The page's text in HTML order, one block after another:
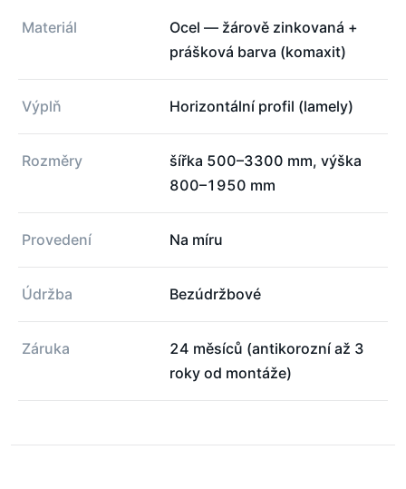
Materiál
Ocel — žárově zinkovaná +
prášková barva (komaxit)
Výplň Horizontální profil (lamely)
Rozměry
šířka 500–3300 mm, výška
800–1950 mm
Provedení Na míru
Údržba Bezúdržbové
Záruka
24 měsíců (antikorozní až 3
roky od montáže)